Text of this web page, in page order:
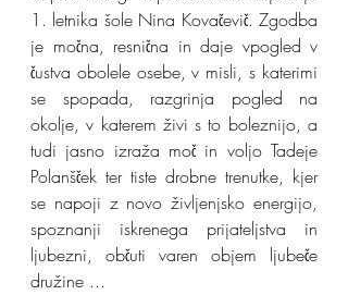
1. letnika šole Nina Kovačevič. Zgodba
je močna, resnična in daje vpogled v
čustva obolele osebe, v misli, s katerimi
se spopada, razgrinja pogled na
okolje, v katerem živi s to boleznijo, a
tudi jasno izraža moč in voljo Tadeje
Polanšček ter tiste drobne trenutke, kjer
se napoji z novo življenjsko energijo,
spoznanji iskrenega prijateljstva in
ljubezni, občuti varen objem ljubeče
družine ...